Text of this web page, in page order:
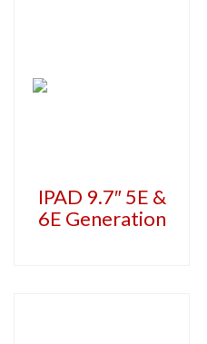
IPAD 9.7″ 5E &
6E Generation